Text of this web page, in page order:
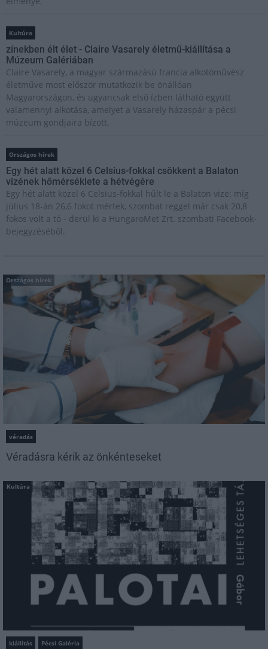
Kultúra
zínekben élt élet - Claire Vasarely életmű-kiállítása a
Múzeum Galériában
Claire Vasarely, a magyar származású francia alkotóművész
életműve most először mutatkozik be önállóan
Magyarországon, és ugyancsak első ízben látható együtt
valamennyi alkotása, amelyet a Vasarely házaspár a pécsi
múzeum gondjaira bízott.
Országos hírek
Egy hét alatt közel 6 Celsius-fokkal csökkent a Balaton
vizének hőmérséklete a hétvégére
Egy hét alatt közel 6 Celsius-fokkal hűlt le a Balaton vize: míg
július 18-án 26,6 fokot mértek, szombat reggel már csak 20,8
fokos volt a tó - derül ki a HungaroMet Zrt. szombati Facebook-
bejegyzéséből.
Országos hírek
véradás
Véradásra kérik az önkénteseket
Kultúra
kiállítás Pécsi Galéria